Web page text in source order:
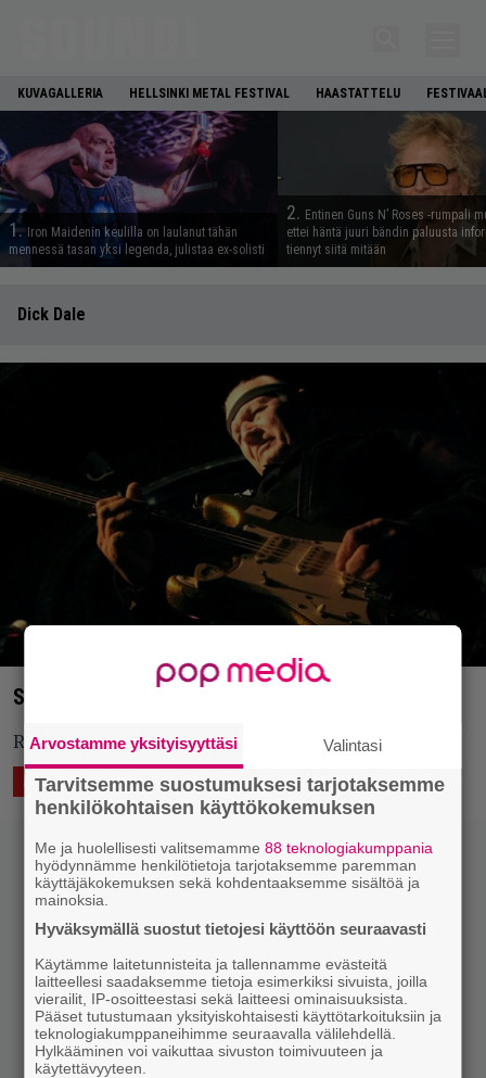
KUVAGALLERIA HELLSINKI METAL FESTIVAL HAASTATTELU
1. Iron Maidenin keulilla on laulanut tähän
mennessä tasan yksi legenda, julistaa ex-solisti
2. Entinen Guns N’ Roses -rumpali
ettei häntä juuri bändin paluusta
tiennyt siitä mitään
Dick Dale
Surf rockin kummisetä Dick Dale, 81, on kuollut
R.I.P. Richard Anthony Monsour 4.5.1937 - 16.3.2019
ASIAA 18.3.2019 08:38 Vesa Siltanen
Arvostamme yksityisyyttäsi Valintasi
Tarvitsemme suostumuksesi tarjotaksemme
henkilökohtaisen käyttökokemuksen
Me ja huolellisesti valitsemamme88 teknologiakumppania
hyödynnämme henkilötietoja tarjotaksemme paremman
käyttäjäkokemuksen sekä kohdentaaksemme sisältöä ja
mainoksia.
Hyväksymällä suostut tietojesi käyttöön seuraavasti
Käytämme laitetunnisteita ja tallennamme evästeitä
laitteellesi saadaksemme tietoja esimerkiksi sivuista, joilla
vierailit, IP-osoitteestasi sekä laitteesi ominaisuuksista.
Pääset tutustumaan yksityiskohtaisesti käyttötarkoituksiin ja
teknologiakumppaneihimme seuraavalla välilehdellä.
Hylkääminen voi vaikuttaa sivuston toimivuuteen ja
käytettävyyteen.